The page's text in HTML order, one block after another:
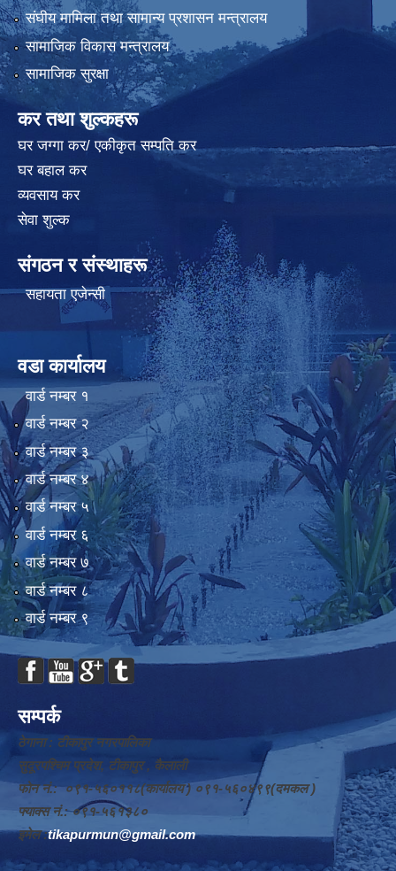
संघीय मामिला तथा सामान्य प्रशासन मन्त्रालय
सामाजिक विकास मन्त्रालय
सामाजिक सुरक्षा
कर तथा शुल्कहरू
घर जग्गा कर/ एकीकृत सम्पति कर
घर बहाल कर
व्यवसाय कर
सेवा शुल्क
संगठन र संस्थाहरू
सहायता एजेन्सी
वडा कार्यालय
वार्ड न‌म्बर १
वार्ड न‌म्बर २
वार्ड न‌म्बर ३
वार्ड न‌म्बर ४
वार्ड न‌म्बर ५
वार्ड न‌म्बर ६
वार्ड न‌म्बर ७
वार्ड न‌म्बर ८
वार्ड न‌म्बर ९
सम्पर्क
ठेगाना : टीकापुर नगरपालिका
सुदूरपश्चिम प्रदेश, टीकापुर , कैलाली
फोन नं.: ०९१-५६०११८(कार्यालय ) ०९१-५६०४९९(दमकल )
फ्याक्स नं.: ०९१-५६१३८०
इमेल :tikapurmun@gmail.com